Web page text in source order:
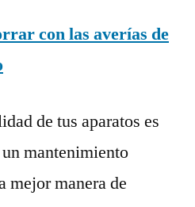
con las averías de
de tus aparatos es
mantenimiento
mejor manera de